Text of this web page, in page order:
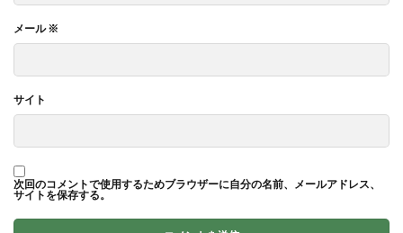
メール※
サイト
次回のコメントで使用するためブラウザーに自分の名前、メールアドレス、
サイトを保存する。